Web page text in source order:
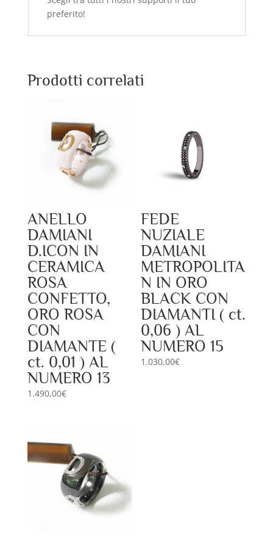
preferito!
Prodotti correlati
ANELLO
DAMIANI
D.ICON IN
CERAMICA
ROSA
CONFETTO,
ORO ROSA
CON
DIAMANTE (
ct. 0,01 ) AL
NUMERO 13
1.490,00€
FEDE
NUZIALE
DAMIANI
METROPOLITA
N IN ORO
BLACK CON
DIAMANTI ( ct.
0,06 ) AL
NUMERO 15
1.030,00€